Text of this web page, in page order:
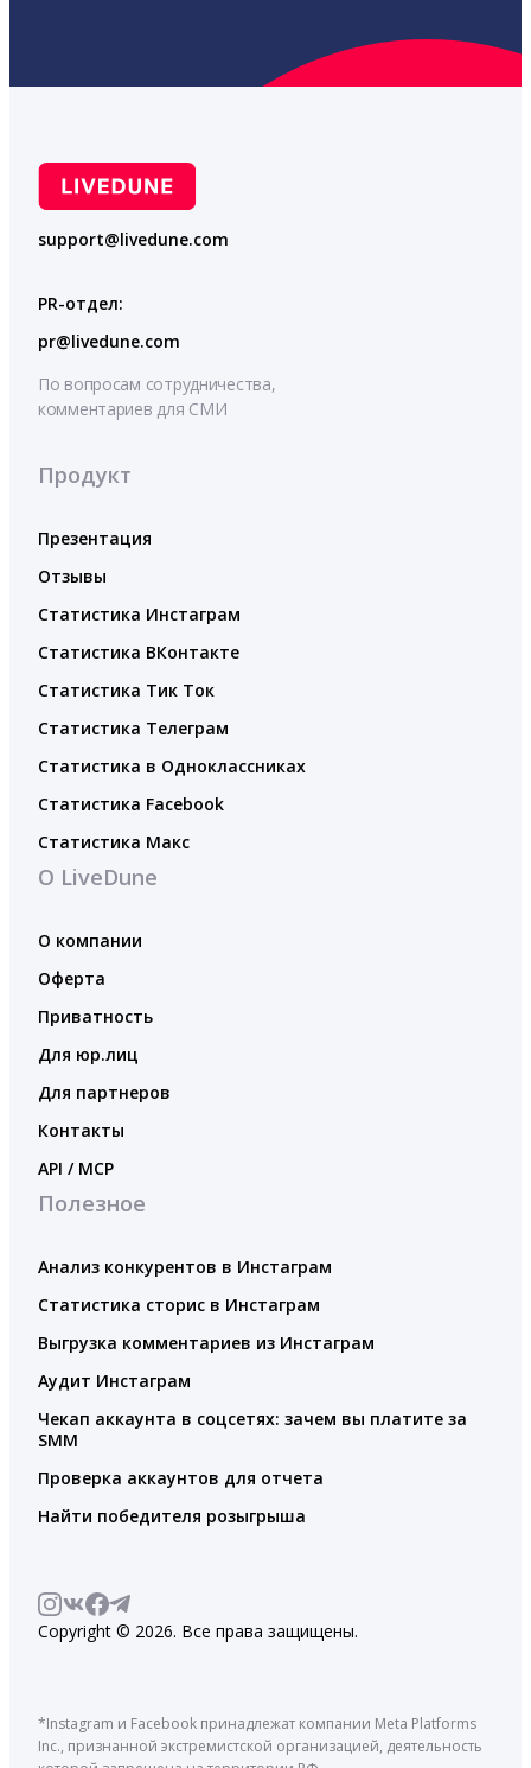
support@livedune.com
PR-отдел:
pr@livedune.com
По вопросам сотрудничества,
комментариев для СМИ
Продукт
Презентация
Отзывы
Статистика Инстаграм
Статистика ВКонтакте
Статистика Тик Ток
Статистика Телеграм
Статистика в Одноклассниках
Статистика Facebook
Статистика Макс
О LiveDune
О компании
Оферта
Приватность
Для юр.лиц
Для партнеров
Контакты
API / MCP
Полезное
Анализ конкурентов в Инстаграм
Статистика сторис в Инстаграм
Выгрузка комментариев из Инстаграм
Аудит Инстаграм
Чекап аккаунта в соцсетях: зачем вы платите за
SMM
Проверка аккаунтов для отчета
Найти победителя розыгрыша
Copyright © 2026. Все права защищены.
*Instagram и Facebook принадлежат компании Meta Platforms
Inc., признанной экстремистской организацией, деятельность